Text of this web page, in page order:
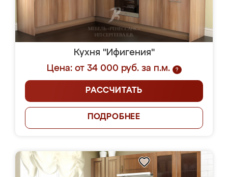
Кухня "Ифигения"
Цена: от 34 000 руб. за п.м.
?
РАССЧИТАТЬ
ПОДРОБНЕЕ